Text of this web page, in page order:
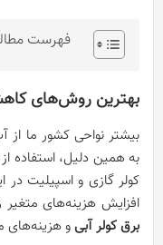
فهرست
بهترین روش‌های
بیشتر نواحی کشور ما
به همین دلیل، استفاده
کولر گازی و اسپیلیت در
افزایش هزینه‌های متغیر
برق کولر آبیو